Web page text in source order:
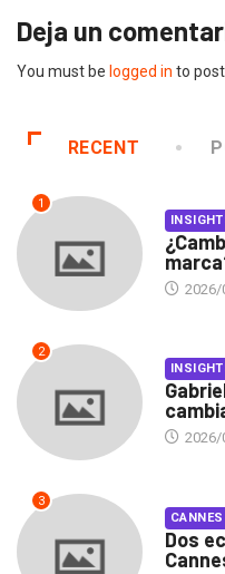
Deja un
You must be logged in to
RECENT
1
2026/
2
2026/
3
Dos